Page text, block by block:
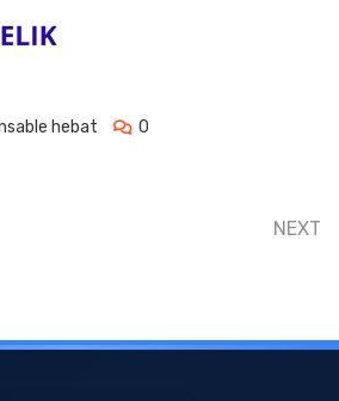
hebat 0
NEXT